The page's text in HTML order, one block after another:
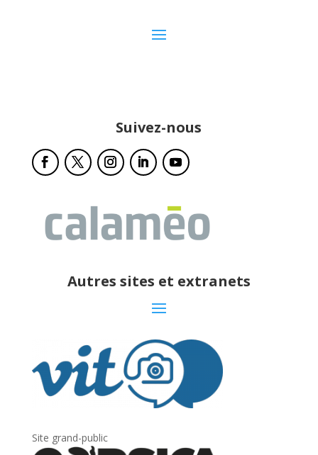
Suivez-nous
Autres sites et extranets
Site grand-public